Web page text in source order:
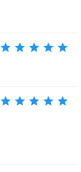
star star star star star
star star star star star